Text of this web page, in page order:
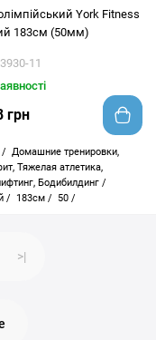
York Fitness
183см (50мм)
11
грн
/ Домашние тренировки,
Тяжелая атлетика,
Бодибилдинг /
/
183см / 50 /
>|